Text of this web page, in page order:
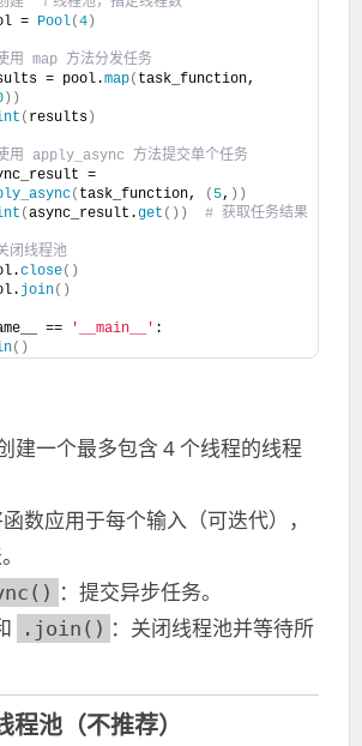
=
Pool(4 )
用 map 方法分发任务
= pool.
map(
))
( results )
用 apply_async 方法提交单个任务
=
( task_function, ( 5, ))
(async_result.get ()) # 获取任务结果
闭线程池
close()
join()
== '__main__' :
()
建一个最多包含 4 个线程的线程
数应用于每个输入（可迭代），
：提交异步任务。
.join() ：关闭线程池并等待所
池（不推荐）